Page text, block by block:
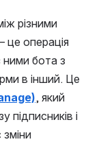
різними
це операція
ними бота з
в інший. Це
, який
підписників і
зміни